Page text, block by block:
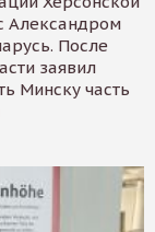
Александром
После
заявил
Минску часть